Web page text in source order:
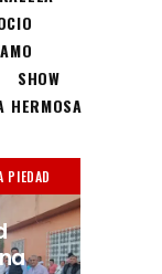
SHOW
HERMOSA
PIEDAD